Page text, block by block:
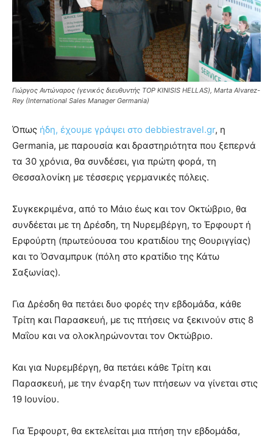
Γιώργος Αντώναρος (γενικός διευθυντής TOP KINISIS HELLAS), Marta Alvarez-
Rey (International Sales Manager Germania)
Όπως ήδη, έχουμε γράψει στο debbiestravel.gr, η
Germania, με παρουσία και δραστηριότητα που ξεπερνά
τα 30 χρόνια, θα συνδέσει, για πρώτη φορά, τη
Θεσσαλονίκη με τέσσερις γερμανικές πόλεις.
Συγκεκριμένα, από το Μάιο έως και τον Οκτώβριο, θα
συνδέεται με τη Δρέσδη, τη Νυρεμβέργη, το Έρφουρτ ή
Ερφούρτη (πρωτεύουσα του κρατιδίου της Θουριγγίας)
και το Όσναμπρυκ (πόλη στο κρατίδιο της Κάτω
Σαξωνίας).
Για Δρέσδη θα πετάει δυο φορές την εβδομάδα, κάθε
Τρίτη και Παρασκευή, με τις πτήσεις να ξεκινούν στις 8
Μαΐου και να ολοκληρώνονται τον Οκτώβριο.
Και για Νυρεμβέργη, θα πετάει κάθε Τρίτη και
Παρασκευή, με την έναρξη των πτήσεων να γίνεται στις
19 Ιουνίου.
Για Έρφουρτ, θα εκτελείται μια πτήση την εβδομάδα,